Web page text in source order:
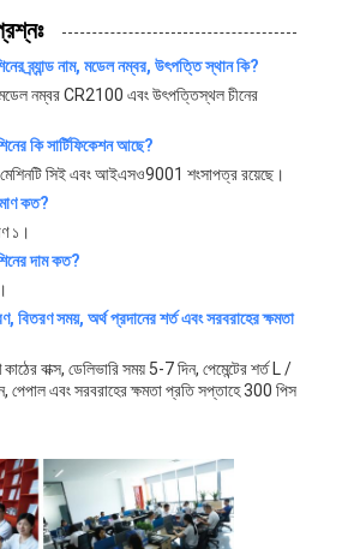
ব্র্যান্ড নাম, মডেল নম্বর, উৎপত্তি স্থান কি?
মডেল নম্বর CR2100 এবং উৎপত্তিস্থল চীনের
কি সার্টিফিকেশন আছে?
মেশিনটি সিই এবং আইএসও9001 শংসাপত্র রয়েছে।
কত?
১।
দাম কত?
বিতরণ সময়, অর্থ প্রদানের শর্ত এবং সরবরাহের ক্ষমতা
বাক্স, ডেলিভারি সময় 5-7 দিন, পেমেন্টের শর্ত L /
পেপাল এবং সরবরাহের ক্ষমতা প্রতি সপ্তাহে 300 পিস